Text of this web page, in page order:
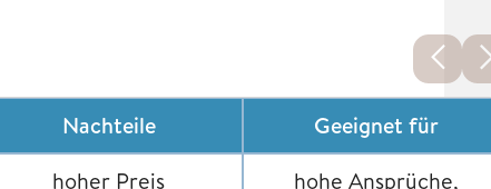
Nachteile
Geeignet für
hoher Preis
hohe Ansprüche,